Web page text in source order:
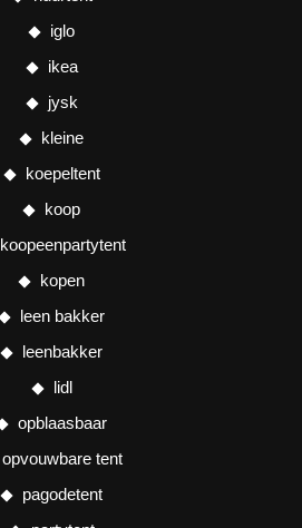
iglo
ikea
jysk
kleine
koepeltent
koop
koopeenpartytent
kopen
leen bakker
leenbakker
lidl
opblaasbaar
opvouwbare tent
pagodetent